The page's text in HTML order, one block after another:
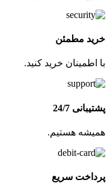
خرید مطمئن
با اطمینان خرید کنید.
پشتیبانی 24/7
همیشه هستیم.
پرداخت سریع